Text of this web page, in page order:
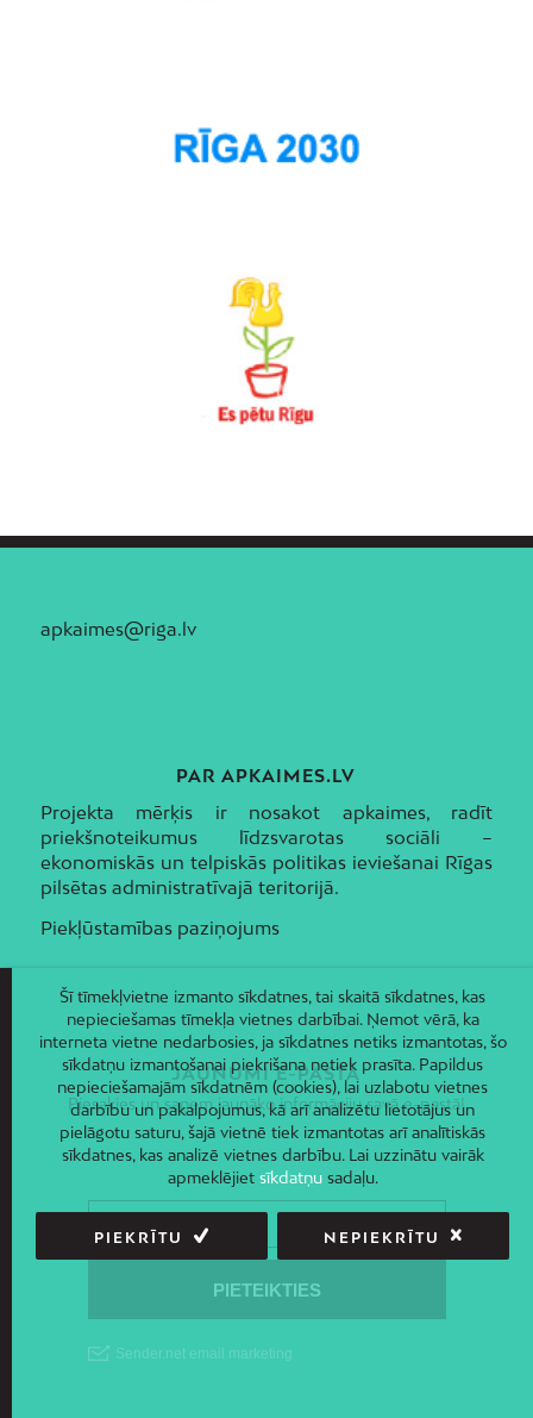
apkaimes@riga.lv
PAR APKAIMES.LV
Projekta mērķis ir nosakot apkaimes, radīt
priekšnoteikumus līdzsvarotas sociāli –
ekonomiskās un telpiskās politikas ieviešanai Rīgas
pilsētas administratīvajā teritorijā.
Piekļūstamības paziņojums
JAUNUMI E-PASTĀ
Piesakies un saņem jaunāko informāciju savā e-pastā!
Šī tīmekļvietne izmanto sīkdatnes, tai skaitā sīkdatnes, kas
nepieciešamas tīmekļa vietnes darbībai. Ņemot vērā, ka
interneta vietne nedarbosies, ja sīkdatnes netiks izmantotas, šo
sīkdatņu izmantošanai piekrišana netiek prasīta. Papildus
nepieciešamajām sīkdatnēm (cookies), lai uzlabotu vietnes
darbību un pakalpojumus, kā arī analizētu lietotājus un
pielāgotu saturu, šajā vietnē tiek izmantotas arī analītiskās
sīkdatnes, kas analizē vietnes darbību. Lai uzzinātu vairāk
apmeklējiet sīkdatņusadaļu.
PIEKRĪTU NEPIEKRĪTU